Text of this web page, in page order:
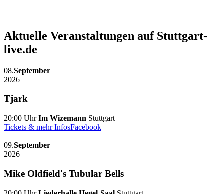
Aktuelle Veranstaltungen auf Stuttgart-
live.de
08.September
2026
Tjark
20:00 UhrIm Wizemann Stuttgart
Tickets & mehr InfosFacebook
09.September
2026
Mike Oldfield's Tubular Bells